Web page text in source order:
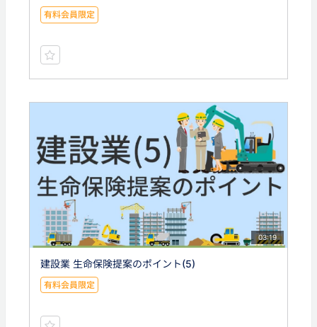
有料会員限定
03:19
建設業 生命保険提案のポイント(5)
有料会員限定